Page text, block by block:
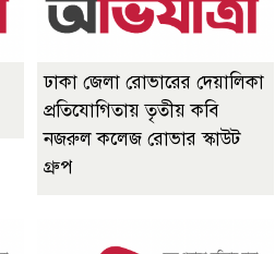
ঢাকা জেলা রোভারের দেয়ালিকা
প্রতিযোগিতায় তৃতীয় কবি
নজরুল কলেজ রোভার স্কাউট
গ্রুপ